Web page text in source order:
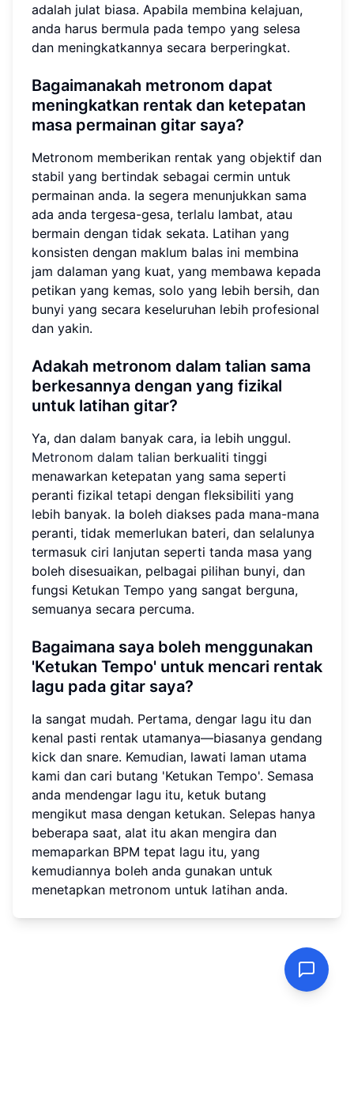
adalah julat biasa. Apabila membina kelajuan,
anda harus bermula pada tempo yang selesa
dan meningkatkannya secara berperingkat.
Bagaimanakah metronom dapat
meningkatkan rentak dan ketepatan
masa permainan gitar saya?
Metronom memberikan rentak yang objektif dan
stabil yang bertindak sebagai cermin untuk
permainan anda. Ia segera menunjukkan sama
ada anda tergesa-gesa, terlalu lambat, atau
bermain dengan tidak sekata. Latihan yang
konsisten dengan maklum balas ini membina
jam dalaman yang kuat, yang membawa kepada
petikan yang kemas, solo yang lebih bersih, dan
bunyi yang secara keseluruhan lebih profesional
dan yakin.
Adakah metronom dalam talian sama
berkesannya dengan yang fizikal
untuk latihan gitar?
Ya, dan dalam banyak cara, ia lebih unggul.
Metronom dalam talian berkualiti tinggi
menawarkan ketepatan yang sama seperti
peranti fizikal tetapi dengan fleksibiliti yang
lebih banyak. Ia boleh diakses pada mana-mana
peranti, tidak memerlukan bateri, dan selalunya
termasuk ciri lanjutan seperti tanda masa yang
boleh disesuaikan, pelbagai pilihan bunyi, dan
fungsi Ketukan Tempo yang sangat berguna,
semuanya secara percuma.
Bagaimana saya boleh menggunakan
'Ketukan Tempo' untuk mencari rentak
lagu pada gitar saya?
Ia sangat mudah. Pertama, dengar lagu itu dan
kenal pasti rentak utamanya—biasanya gendang
kick dan snare. Kemudian, lawati laman utama
kami dan cari butang 'Ketukan Tempo'. Semasa
anda mendengar lagu itu, ketuk butang
mengikut masa dengan ketukan. Selepas hanya
beberapa saat, alat itu akan mengira dan
memaparkan BPM tepat lagu itu, yang
kemudiannya boleh anda gunakan untuk
menetapkan metronom untuk latihan anda.